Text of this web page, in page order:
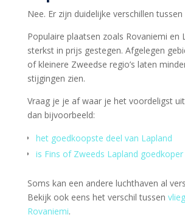
Nee. Er zijn duidelijke verschillen tussen
Populaire plaatsen zoals Rovaniemi en
sterkst in prijs gestegen. Afgelegen
of kleinere Zweedse regio’s laten
stijgingen zien.
Vraag je je af waar je het voordeligst
dan bijvoorbeeld:
het goedkoopste deel van Lapland
is Fins of Zweeds Lapland goedkoper
Soms kan een andere luchthaven al
Bekijk ook eens het verschil tussen
Rovaniemi.